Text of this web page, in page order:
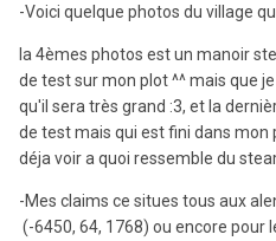
-Voici quelque photos du village
la 4èmes photos est un manoir
de test sur mon plot ^^ mais que
qu'il sera très grand :3, et la
de test mais qui est fini dans mon
déja voir a quoi ressemble du
-Mes claims ce situes tous aux
(-6450, 64, 1768) ou encore pour